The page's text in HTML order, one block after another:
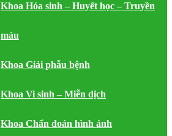
Khoa Hóa sinh – Huyết học – Truyền
máu
Khoa Giải phẫu bệnh
Khoa Vi sinh – Miễn dịch
Khoa Chẩn đoán hình ảnh